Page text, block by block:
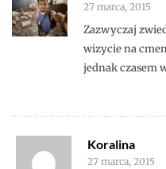
27 marca, 2015
Zazwyczaj
wizycie na
jednak czasem
Koralina
27 marca, 2015